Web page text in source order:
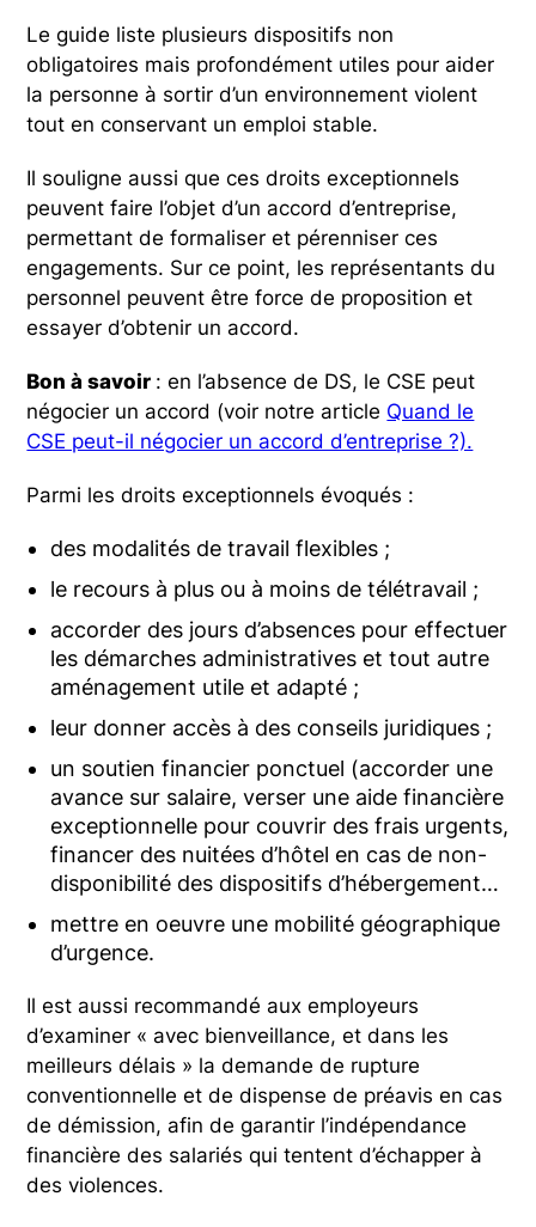
Le guide liste plusieurs dispositifs non
obligatoires mais profondément utiles pour aider
la personne à sortir d’un environnement violent
tout en conservant un emploi stable.
Il souligne aussi que ces droits exceptionnels
peuvent faire l’objet d’un accord d’entreprise,
permettant de formaliser et pérenniser ces
engagements. Sur ce point, les représentants du
personnel peuvent être force de proposition et
essayer d’obtenir un accord.
Bon à savoir : en l’absence de DS, le CSE peut
négocier un accord (voir notre article Quand le
CSE peut-il négocier un accord d’entreprise ?).
Parmi les droits exceptionnels évoqués :
des modalités de travail flexibles ;
le recours à plus ou à moins de télétravail ;
accorder des jours d’absences pour effectuer
les démarches administratives et tout autre
aménagement utile et adapté ;
leur donner accès à des conseils juridiques ;
un soutien financier ponctuel (accorder une
avance sur salaire, verser une aide financière
exceptionnelle pour couvrir des frais urgents,
financer des nuitées d’hôtel en cas de non-
disponibilité des dispositifs d’hébergement…
mettre en oeuvre une mobilité géographique
d’urgence.
Il est aussi recommandé aux employeurs
d’examiner « avec bienveillance, et dans les
meilleurs délais » la demande de rupture
conventionnelle et de dispense de préavis en cas
de démission, afin de garantir l’indépendance
financière des salariés qui tentent d’échapper à
des violences.